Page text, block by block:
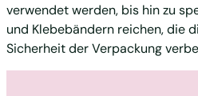
verwendet werden, bis hin zu
und Klebebändern reichen, die
Sicherheit der Verpackung